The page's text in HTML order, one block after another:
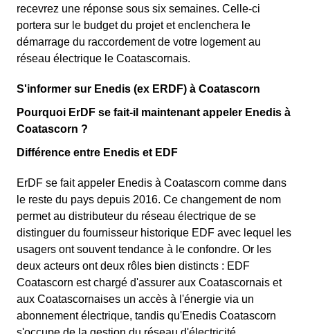
recevrez une réponse sous six semaines. Celle-ci
portera sur le budget du projet et enclenchera le
démarrage du raccordement de votre logement au
réseau électrique le Coatascornais.
S'informer sur Enedis (ex ERDF) à Coatascorn
Pourquoi ErDF se fait-il maintenant appeler Enedis à
Coatascorn ?
Différence entre Enedis et EDF
ErDF se fait appeler Enedis à Coatascorn comme dans
le reste du pays depuis 2016. Ce changement de nom
permet au distributeur du réseau électrique de se
distinguer du fournisseur historique EDF avec lequel les
usagers ont souvent tendance à le confondre. Or les
deux acteurs ont deux rôles bien distincts : EDF
Coatascorn est chargé d'assurer aux Coatascornais et
aux Coatascornaises un accès à l'énergie via un
abonnement électrique, tandis qu'Enedis Coatascorn